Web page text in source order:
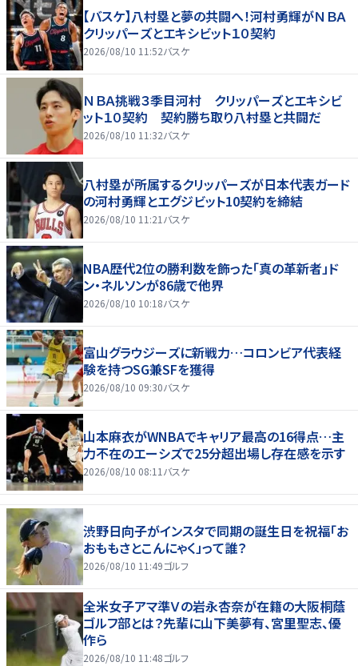
【バスケ】八村塁と夢の共闘へ！河村勇輝がＮＢＡ
クリッパーズとエキシビット１０契約
2026/08/10 11:52バスケ
ＮＢＡ挑戦３季目河村 クリッパーズとエキシビ
ット１０契約 契約勝ち取り八村塁と共闘だ
2026/08/10 11:32バスケ
八村塁が所属するクリッパーズが日本代表ガード
の河村勇輝とエグジビット10契約を締結
2026/08/10 11:21 バスケ
NBA歴代2位の勝利数を飾った「真の革新者」ド
ン・ネルソンが86歳で他界
2026/08/10 10:18バスケ
富山グラウジーズに新戦力…コロンビア代表経
験を持つSG兼SFを獲得
2026/08/10 09:30バスケ
山本麻衣がWNBAでキャリア最高の16得点…主
力不在のエーシズで25分超出場し存在感を示す
2026/08/10 08:11 バスケ
渋野日向子がインスタで同期の誕生日を祝福「お
おももさとこんにゃく」って誰？
2026/08/10 11:49ゴルフ
全米女子アマ準Ｖの岩永杏奈が在籍の大阪桐蔭
ゴルフ部とは？先輩に山下美夢有、宮里聖志、優
作ら
2026/08/10 11:48ゴルフ